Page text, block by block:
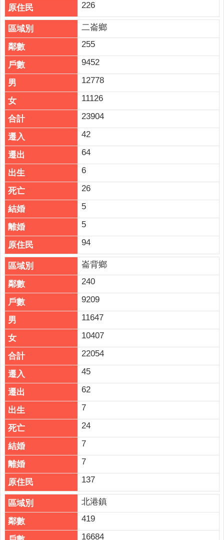
226
二崙鄉
255
9452
12778
11126
23904
42
64
6
26
5
5
94
崙背鄉
240
9209
11647
10407
22054
45
62
7
24
7
7
137
北港鎮
419
16684